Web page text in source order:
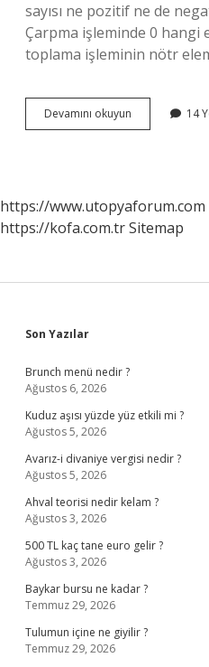
sayısı ne pozitif ne de
Çarpma işleminde 0 hangi
toplama işleminin nötr
Devamını okuyun Çarpma
Işleminde
14
https://www.utopyaforum.com
https://kofa.com.trSitemap
Sidebar
Son Yazılar
Brunch menü nedir ?
Ağustos 6, 2026
Kuduz aşısı yüzde yüz etkili mi ?
Ağustos 5, 2026
Avarız-i divaniye vergisi nedir ?
Ağustos 5, 2026
Ahval teorisi nedir kelam ?
Ağustos 3, 2026
500 TL kaç tane euro gelir ?
Ağustos 3, 2026
Baykar bursu ne kadar ?
Temmuz 29, 2026
Tulumun içine ne giyilir ?
Temmuz 29, 2026